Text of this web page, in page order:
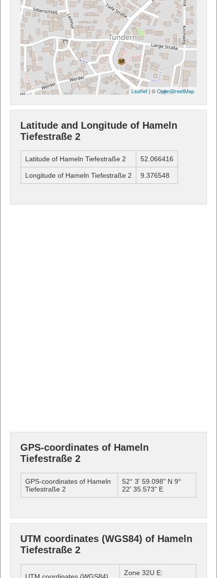
Leaflet | ©OpenStreetMap
Latitude and Longitude of Hameln
Tiefestraße 2
Latitude of Hameln Tiefestraße 2 52.066416
Longitude of Hameln Tiefestraße 2 9.376548
GPS-coordinates of Hameln
Tiefestraße 2
GPS-coordinates of Hameln
Tiefestraße 2
52° 3' 59.098" N 9°
22' 35.573" E
UTM coordinates (WGS84) of Hameln
Tiefestraße 2
UTM coordinates (WGS84)
Zone 32U E: